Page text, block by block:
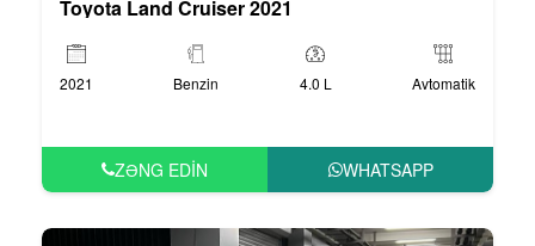
Toyota Land Cruiser 2021
2021 Benzin 4.0 L Avtomatik
ZƏNG EDIN WHATSAPP